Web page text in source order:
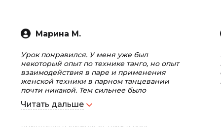
Марина М.
Урок понравился. У меня уже был
некоторый опыт по технике танго, но опыт
взаимодействия в паре и применения
женской техники в парном танцевании
почти никакой. Тем сильнее было
впечатление от урока. Особое спасибо
преподавателю Евгению. Он был очень
принципы взаимодействия в паре,
Читать дальше